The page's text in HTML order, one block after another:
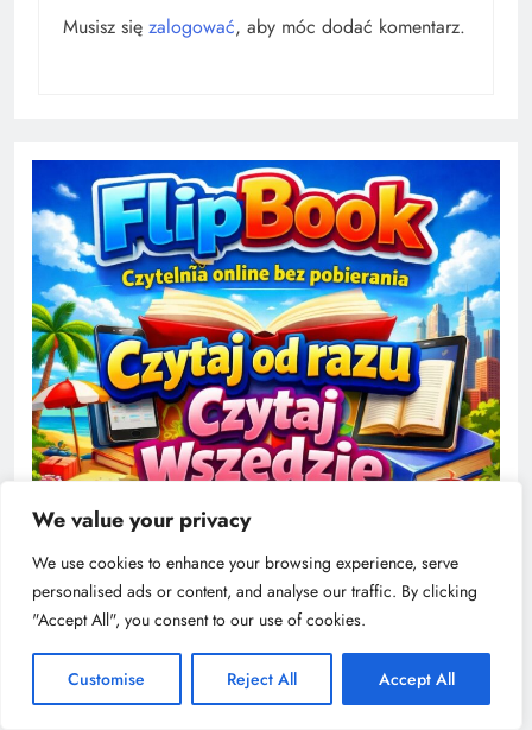
We value your privacy
We use cookies to enhance your browsing experience, serve
personalised ads or content, and analyse our traffic. By clicking
"Accept All", you consent to our use of cookies.
Customise Reject All Accept All
Musisz się zalogować, aby móc dodać komentarz.